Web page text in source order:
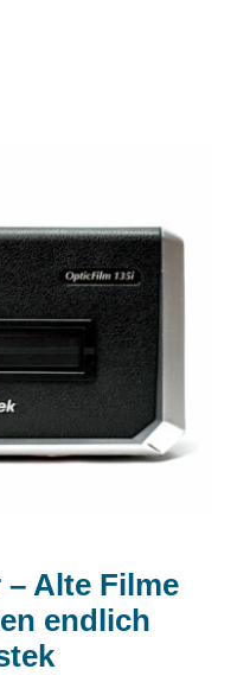
Filme und
auf dem PC:
135i
Alte Filme
endlich